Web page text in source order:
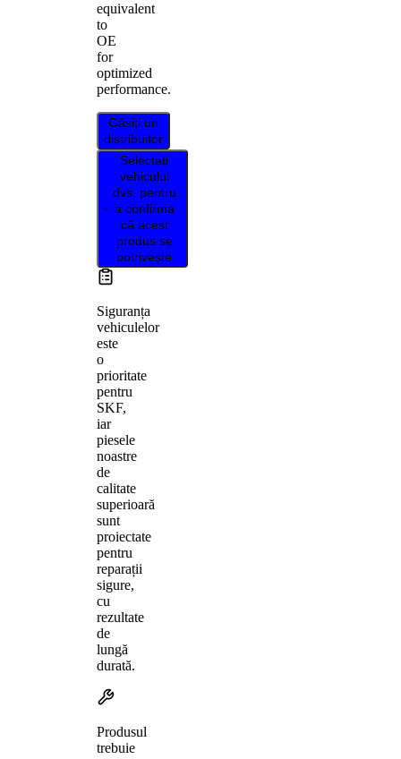
equivalent
to
OE
for
optimized
performance.
Găsiți un
distribuitor
Selectați
vehiculul
dvs. pentru
a confirma
că acest
produs se
potrivește
Siguranța
vehiculelor
este
o
prioritate
pentru
SKF,
iar
piesele
noastre
de
calitate
superioară
sunt
proiectate
pentru
reparații
sigure,
cu
rezultate
de
lungă
durată.
Produsul
trebuie